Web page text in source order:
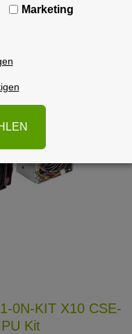
0N-KIT X10 CSE-
Kit
Marketing